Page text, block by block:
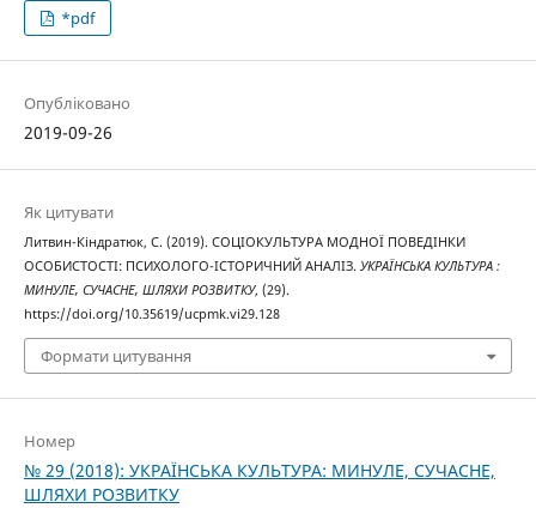
*pdf
Опубліковано
2019-09-26
Як цитувати
Литвин-Кіндратюк, С. (2019). СОЦІОКУЛЬТУРА МОДНОЇ ПОВЕДІНКИ
ОСОБИСТОСТІ: ПСИХОЛОГО-ІСТОРИЧНИЙ АНАЛІЗ. УКРАЇНСЬКА КУЛЬТУРА :
МИНУЛЕ, СУЧАСНЕ, ШЛЯХИ РОЗВИТКУ, (29).
https://doi.org/10.35619/ucpmk.vi29.128
Формати цитування
Номер
№ 29 (2018): УКРАЇНСЬКА КУЛЬТУРА: МИНУЛЕ, СУЧАСНЕ,
ШЛЯХИ РОЗВИТКУ